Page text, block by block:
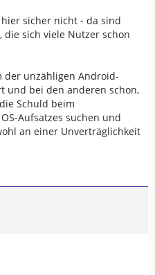
sicher nicht - da sind
sich viele Nutzer schon
der unzähligen Android-
und bei den anderen schon,
Schuld beim
Aufsatzes suchen und
an einer Unverträglichkeit